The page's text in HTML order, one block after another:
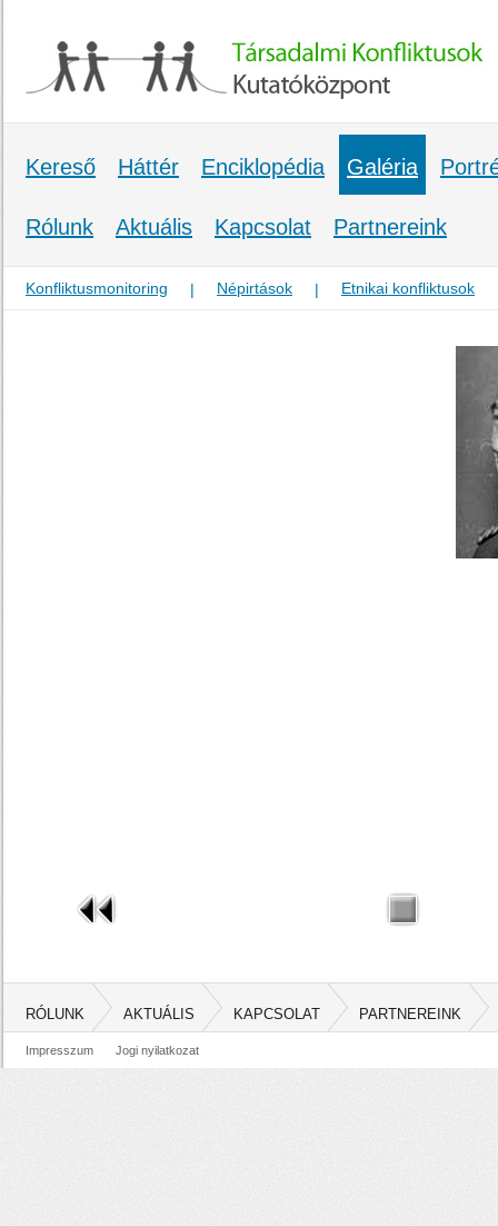
Kereső Háttér Enciklopédia Galéria
Rólunk Aktuális Kapcsolat Partnereink
Konfliktusmonitoring | Népirtások | Etnikai konfliktusok
RÓLUNK AKTUÁLIS KAPCSOLAT PARTNEREINK
Impresszum Jogi nyilatkozat